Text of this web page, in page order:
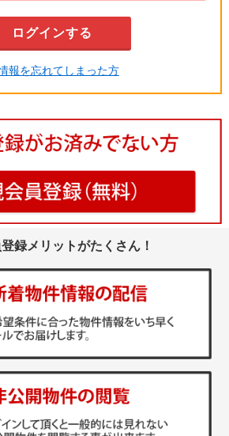
報を忘れてしまった方
録メリットがたくさん！